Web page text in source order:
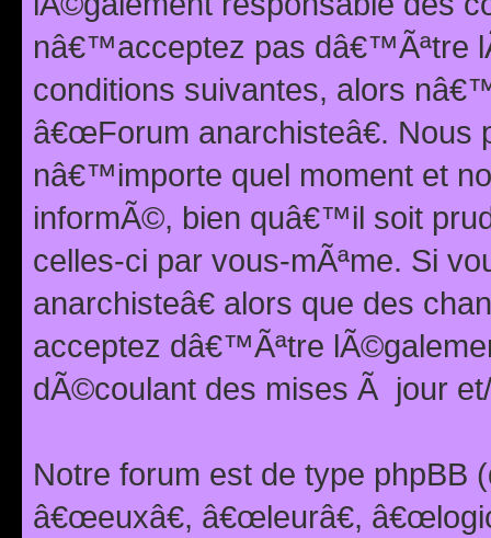
nâ€™acceptez pas dâ€™Ãªtre
conditions suivantes, alors
â€œForum anarchisteâ€.
nâ€™importe quel moment et
informÃ©, bien quâ€™il soit
celles-ci par vous-mÃªme. Si
anarchisteâ€ alors que des
acceptez dâ€™Ãªtre
dÃ©coulant des mises Ã jour
Notre forum est de type phpBB
â€œeuxâ€, â€œleurâ€,